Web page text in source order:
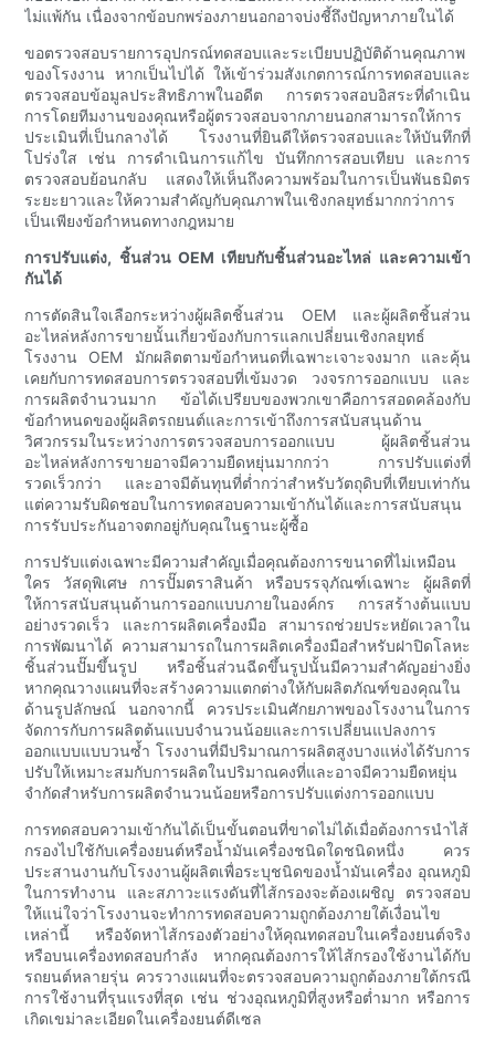
ไม่แพ้กัน เนื่องจากข้อบกพร่องภายนอกอาจบ่งชี้ถึงปัญหาภายในได้
ขอตรวจสอบรายการอุปกรณ์ทดสอบและระเบียบปฏิบัติด้านคุณภาพ
ของโรงงาน หากเป็นไปได้ ให้เข้าร่วมสังเกตการณ์การทดสอบและ
ตรวจสอบข้อมูลประสิทธิภาพในอดีต การตรวจสอบอิสระที่ดำเนิน
การโดยทีมงานของคุณหรือผู้ตรวจสอบจากภายนอกสามารถให้การ
ประเมินที่เป็นกลางได้ โรงงานที่ยินดีให้ตรวจสอบและให้บันทึกที่
โปร่งใส เช่น การดำเนินการแก้ไข บันทึกการสอบเทียบ และการ
ตรวจสอบย้อนกลับ แสดงให้เห็นถึงความพร้อมในการเป็นพันธมิตร
ระยะยาวและให้ความสำคัญกับคุณภาพในเชิงกลยุทธ์มากกว่าการ
เป็นเพียงข้อกำหนดทางกฎหมาย
การปรับแต่ง, ชิ้นส่วน OEM เทียบกับชิ้นส่วนอะไหล่ และความเข้า
กันได้
การตัดสินใจเลือกระหว่างผู้ผลิตชิ้นส่วน OEM และผู้ผลิตชิ้นส่วน
อะไหล่หลังการขายนั้นเกี่ยวข้องกับการแลกเปลี่ยนเชิงกลยุทธ์
โรงงาน OEM มักผลิตตามข้อกำหนดที่เฉพาะเจาะจงมาก และคุ้น
เคยกับการทดสอบการตรวจสอบที่เข้มงวด วงจรการออกแบบ และ
การผลิตจำนวนมาก ข้อได้เปรียบของพวกเขาคือการสอดคล้องกับ
ข้อกำหนดของผู้ผลิตรถยนต์และการเข้าถึงการสนับสนุนด้าน
วิศวกรรมในระหว่างการตรวจสอบการออกแบบ ผู้ผลิตชิ้นส่วน
อะไหล่หลังการขายอาจมีความยืดหยุ่นมากกว่า การปรับแต่งที่
รวดเร็วกว่า และอาจมีต้นทุนที่ต่ำกว่าสำหรับวัตถุดิบที่เทียบเท่ากัน
แต่ความรับผิดชอบในการทดสอบความเข้ากันได้และการสนับสนุน
การรับประกันอาจตกอยู่กับคุณในฐานะผู้ซื้อ
การปรับแต่งเฉพาะมีความสำคัญเมื่อคุณต้องการขนาดที่ไม่เหมือน
ใคร วัสดุพิเศษ การปั๊มตราสินค้า หรือบรรจุภัณฑ์เฉพาะ ผู้ผลิตที่
ให้การสนับสนุนด้านการออกแบบภายในองค์กร การสร้างต้นแบบ
อย่างรวดเร็ว และการผลิตเครื่องมือ สามารถช่วยประหยัดเวลาใน
การพัฒนาได้ ความสามารถในการผลิตเครื่องมือสำหรับฝาปิดโลหะ
ชิ้นส่วนปั๊มขึ้นรูป หรือชิ้นส่วนฉีดขึ้นรูปนั้นมีความสำคัญอย่างยิ่ง
หากคุณวางแผนที่จะสร้างความแตกต่างให้กับผลิตภัณฑ์ของคุณใน
ด้านรูปลักษณ์ นอกจากนี้ ควรประเมินศักยภาพของโรงงานในการ
จัดการกับการผลิตต้นแบบจำนวนน้อยและการเปลี่ยนแปลงการ
ออกแบบแบบวนซ้ำ โรงงานที่มีปริมาณการผลิตสูงบางแห่งได้รับการ
ปรับให้เหมาะสมกับการผลิตในปริมาณคงที่และอาจมีความยืดหยุ่น
จำกัดสำหรับการผลิตจำนวนน้อยหรือการปรับแต่งการออกแบบ
การทดสอบความเข้ากันได้เป็นขั้นตอนที่ขาดไม่ได้เมื่อต้องการนำไส้
กรองไปใช้กับเครื่องยนต์หรือน้ำมันเครื่องชนิดใดชนิดหนึ่ง ควร
ประสานงานกับโรงงานผู้ผลิตเพื่อระบุชนิดของน้ำมันเครื่อง อุณหภูมิ
ในการทำงาน และสภาวะแรงดันที่ไส้กรองจะต้องเผชิญ ตรวจสอบ
ให้แน่ใจว่าโรงงานจะทำการทดสอบความถูกต้องภายใต้เงื่อนไข
เหล่านี้ หรือจัดหาไส้กรองตัวอย่างให้คุณทดสอบในเครื่องยนต์จริง
หรือบนเครื่องทดสอบกำลัง หากคุณต้องการให้ไส้กรองใช้งานได้กับ
รถยนต์หลายรุ่น ควรวางแผนที่จะตรวจสอบความถูกต้องภายใต้กรณี
การใช้งานที่รุนแรงที่สุด เช่น ช่วงอุณหภูมิที่สูงหรือต่ำมาก หรือการ
เกิดเขม่าละเอียดในเครื่องยนต์ดีเซล